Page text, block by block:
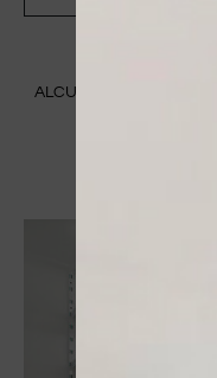
ALCUNE IMMAGINI DEL